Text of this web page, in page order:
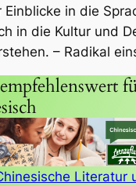
in die
in die Kultur und
– Radikal
Literatur